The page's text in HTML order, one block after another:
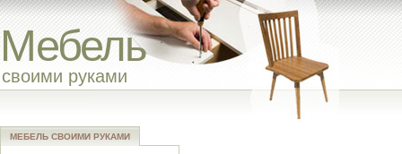
Мебель
своими руками
МЕБЕЛЬ СВОИМИ РУКАМИ